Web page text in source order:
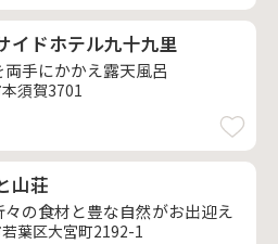
イドホテル九十九里
両手にかかえ露天風呂
須賀3701
山荘
々の食材と豊な自然がお出迎え
葉区大宮町2192-1